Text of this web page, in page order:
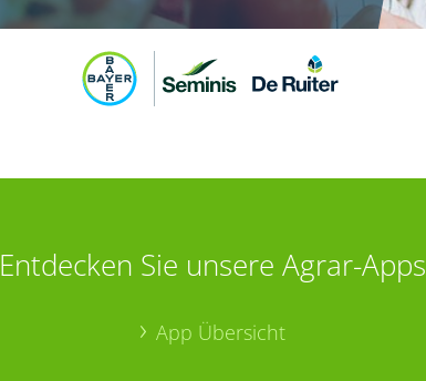
Entdecken Sie unsere Agrar-Apps
App Übersicht